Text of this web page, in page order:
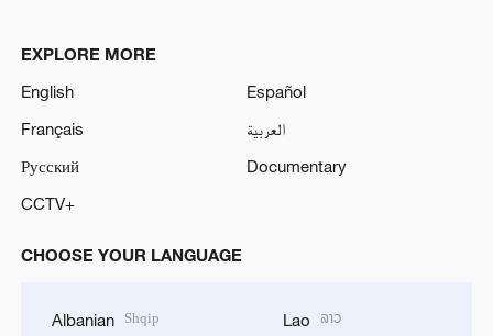
EXPLORE MORE
English
Español
Français
العربية
Русский
Documentary
CCTV+
CHOOSE YOUR LANGUAGE
Albanian Shqip Lao ລາວ